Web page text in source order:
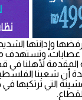
وإدانتها
عصابات،
المقدمة لأهلنا في
أن شعبنا
التي ترتكبها